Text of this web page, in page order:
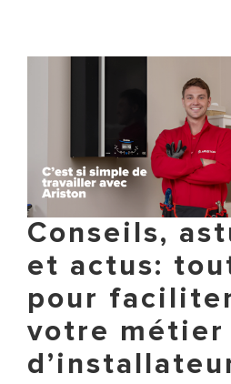
Conseils,
et actus:
pour
votre métier